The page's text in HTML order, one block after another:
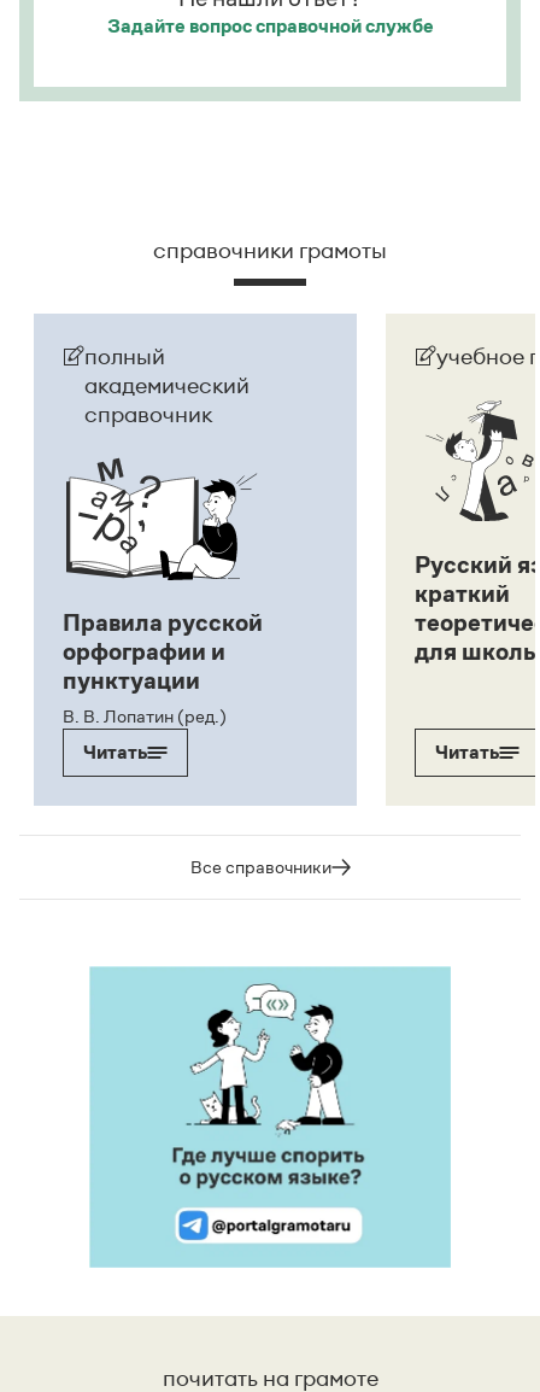
Задайте вопроссправочной службе
справочники грамоты
полный
академический
справочник
Правила русской
орфографии и
пунктуации
В. В. Лопатин (ред.)
Читать
учебное
Русский
краткий
для
Читать
Все справочники
почитать на грамоте